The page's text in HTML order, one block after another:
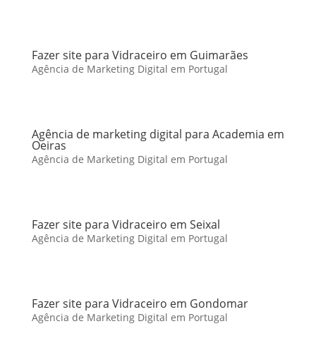
Fazer site para Vidraceiro em Guimarães
Agência de Marketing Digital em Portugal
Agência de marketing digital para Academia em
Oeiras
Agência de Marketing Digital em Portugal
Fazer site para Vidraceiro em Seixal
Agência de Marketing Digital em Portugal
Fazer site para Vidraceiro em Gondomar
Agência de Marketing Digital em Portugal